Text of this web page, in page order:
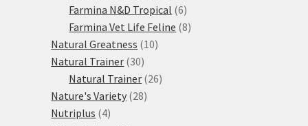
produktů
Farmina N&D Tropical 66
produktů
Farmina Vet Life Feline 88
Natural Greatness 1010
Natural Trainer 3030
produktů
Natural Trainer 2626
Nature's Variety 2828
Nutriplus 44